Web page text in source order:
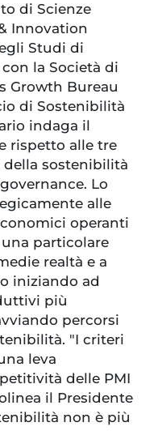
di Scienze
Innovation
Studi di
la Società di
Growth Bureau
di Sostenibilità
indaga il
rispetto alle tre
sostenibilità
Lo
alle
operanti
una particolare
realtà e a
iniziando ad
più
percorsi
"I criteri
leva
delle PMI
il Presidente
non è più